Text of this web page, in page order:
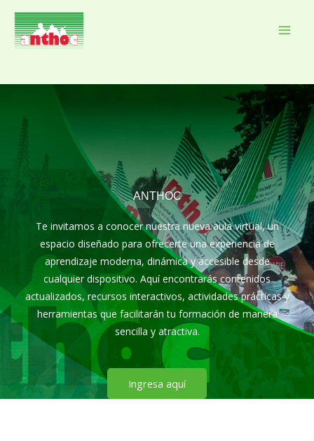
contenido
ANTHOC
Te invitamos a conocer nuestra nueva aula virtual, un
espacio diseñado para ofrecerte una experiencia de
aprendizaje moderna, dinámica y accesible desde
cualquier dispositivo. Aquí encontrarás contenidos
actualizados, recursos interactivos, actividades prácticas y
herramientas que facilitarán tu formación de manera
sencilla y atractiva.
Ingresa aquí